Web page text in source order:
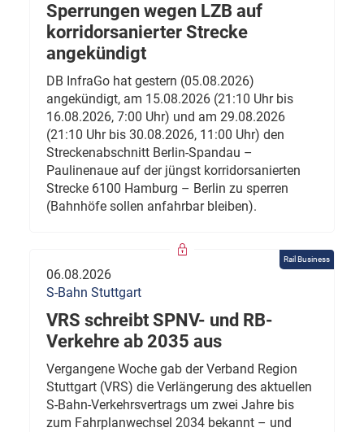
Sperrungen wegen LZB auf
korridorsanierter Strecke
angekündigt
DB InfraGo hat gestern (05.08.2026)
angekündigt, am 15.08.2026 (21:10 Uhr bis
16.08.2026, 7:00 Uhr) und am 29.08.2026
(21:10 Uhr bis 30.08.2026, 11:00 Uhr) den
Streckenabschnitt Berlin-Spandau –
Paulinenaue auf der jüngst korridorsanierten
Strecke 6100 Hamburg – Berlin zu sperren
(Bahnhöfe sollen anfahrbar bleiben).
Rail Business
06.08.2026
S-Bahn Stuttgart
VRS schreibt SPNV- und RB-
Verkehre ab 2035 aus
Vergangene Woche gab der Verband Region
Stuttgart (VRS) die Verlängerung des aktuellen
S-Bahn-Verkehrsvertrags um zwei Jahre bis
zum Fahrplanwechsel 2034 bekannt – und